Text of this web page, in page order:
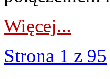
Więcej...
Strona 1 z 95